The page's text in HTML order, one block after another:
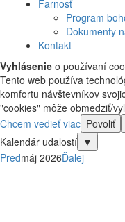
Farnosť
Program
Dokumenty
Kontakt
Vyhlásenie o používaní
Tento web používa
komfortu návštevníkov
"cookies" môže obmedziť/
Chcem vedieť viac Povoliť
Kalendár udalostí ▼
Predmáj 2026Ďalej